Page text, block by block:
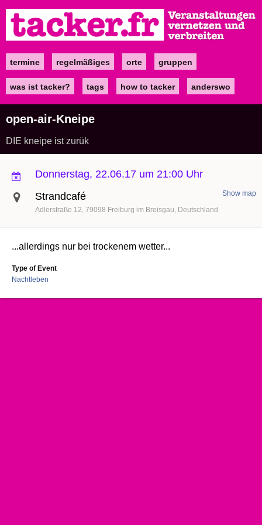
zum
Inhalt
Maintermine regelmäßiges orte gruppen
was ist tacker? tags how to tacker anderswo
open-air-Kneipe
DIE kneipe ist zurük
Donnerstag, 22.06.17 um 21:00 Uhr
Strandcafé
Adlerstraße 12 79098 Freiburg im Breisgau Deutschland
Show map
...allerdings nur bei trockenem wetter...
Type of Event
Nachtleben